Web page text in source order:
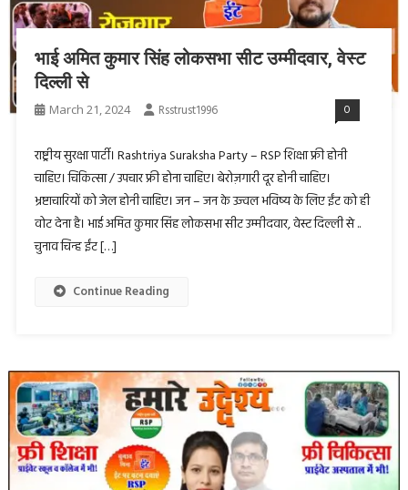
भाई अमित कुमार सिंह लोकसभा सीट उम्मीदवार, वेस्ट
दिल्ली से
March 21, 2024 Rsstrust1996 0
राष्ट्रीय सुरक्षा पार्टी। Rashtriya Suraksha Party – RSP शिक्षा फ्री होनी
चाहिए। चिकित्सा / उपचार फ्री होना चाहिए। बेरोज़गारी दूर होनी चाहिए।
भ्रष्टाचारियों को जेल होनी चाहिए। जन – जन के उज्वल भविष्य के लिए ईंट को ही
वोट देना है। भाई अमित कुमार सिंह लोकसभा सीट उम्मीदवार, वेस्ट दिल्ली से ..
चुनाव चिन्ह ईंट […]
Continue Reading